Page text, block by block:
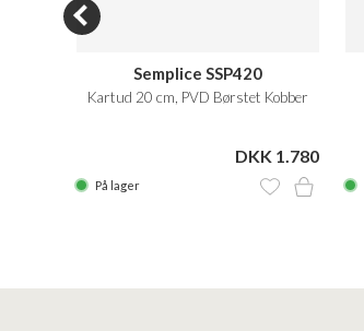
Semplice SSP420
Kartud 20 cm, PVD Børstet Kobber
DKK 1.780
På lager